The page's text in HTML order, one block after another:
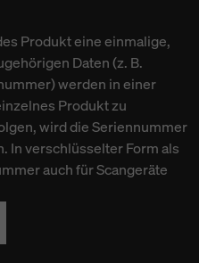
Produkt eine einmalige,
Daten (z. B.
werden in einer
Produkt zu
wird die Seriennummer
In verschlüsselter Form als
auch für Scangeräte